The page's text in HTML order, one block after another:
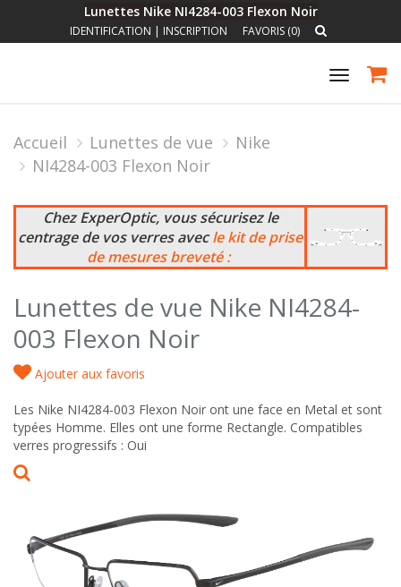
Lunettes Nike NI4284-003 Flexon Noir
IDENTIFICATION | INSCRIPTION FAVORIS (0)
Toggle
Accueil Lunettes de vue
Nike
NI4284-003 Flexon Noir
Chez ExperOptic, vous sécurisez le
centrage de vos verres avecle kit de prise
de mesures breveté :
Lunettes de vue Nike NI4284-
003 Flexon Noir
Ajouter aux favoris
Les Nike NI4284-003 Flexon Noir ont une face en Metal et sont
typées Homme. Elles ont une forme Rectangle. Compatibles
verres progressifs : Oui